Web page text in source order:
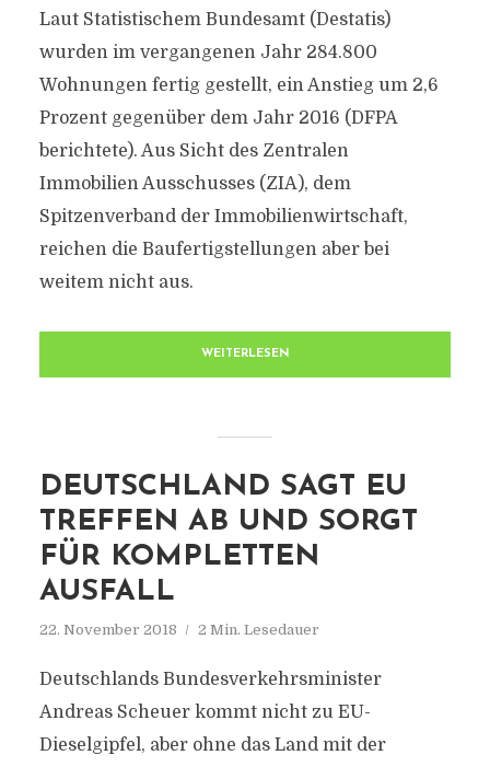
Laut Statistischem Bundesamt (Destatis)
wurden im vergangenen Jahr 284.800
Wohnungen fertig gestellt, ein Anstieg um 2,6
Prozent gegenüber dem Jahr 2016 (DFPA
berichtete). Aus Sicht des Zentralen
Immobilien Ausschusses (ZIA), dem
Spitzenverband der Immobilienwirtschaft,
reichen die Baufertigstellungen aber bei
weitem nicht aus.
WEITERLESEN
DEUTSCHLAND SAGT EU
TREFFEN AB UND SORGT
FÜR KOMPLETTEN
AUSFALL
22. November 2018 2 Min. Lesedauer
Deutschlands Bundesverkehrsminister
Andreas Scheuer kommt nicht zu EU-
Dieselgipfel, aber ohne das Land mit der